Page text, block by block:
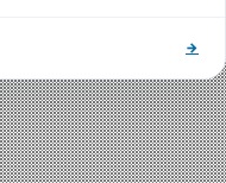
→